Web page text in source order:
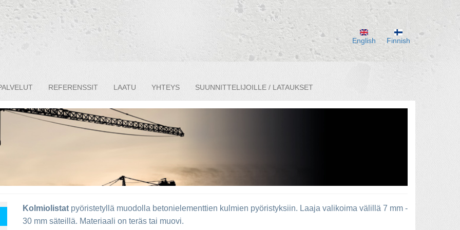
REFERENSSIT LAATU YHTEYS SUUNNITTELIJOILLE / LATAUKSET
Finnish
English
Kolmiolistat pyöristetyllä muodolla betonielementtien kulmien pyöristyksiin. Laaja valikoima välillä 7 mm -
30 mm säteillä. Materiaali on teräs tai muovi.